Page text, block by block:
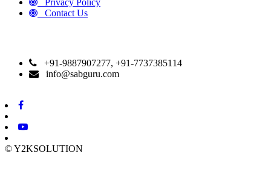
Privacy Policy
Contact Us
+91-9887907277, +91-7737385114
info@sabguru.com
© Y2KSOLUTION